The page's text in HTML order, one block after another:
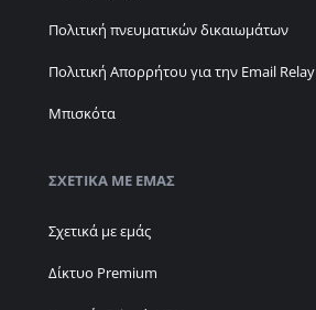
Πολιτική πνευματικών δικαιωμάτων
Πολιτική Απορρήτου για την Email Relay
Μπισκότα
ΣΧΕΤΙΚΆ ΜΕ ΕΜΆΣ
Σχετικά με εμάς
Δίκτυο Premium